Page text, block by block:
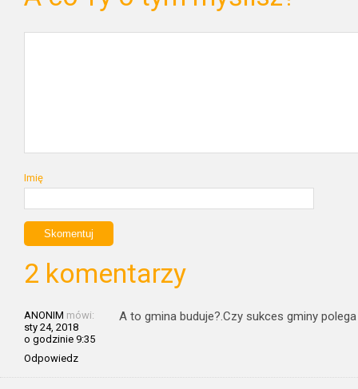
Imię
2 komentarzy
ANONIM mówi:
sty 24, 2018
o godzinie 9:35
Odpowiedz
A to gmina buduje?.Czy sukces gminy